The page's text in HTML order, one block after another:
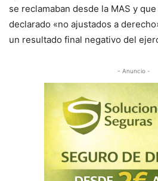
se reclamaban desde la MAS y
declarado «no ajustados a
un resultado final negativo del
- Anuncio -